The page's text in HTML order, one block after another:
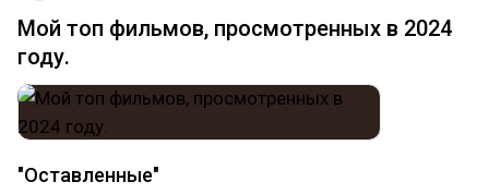
Мой топ фильмов, просмотренных в 2024
году.
"Оставленные"